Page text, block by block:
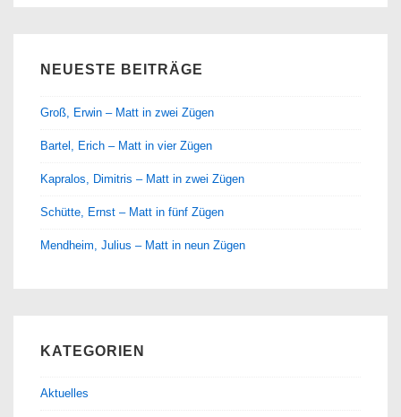
NEUESTE BEITRÄGE
Groß, Erwin – Matt in zwei Zügen
Bartel, Erich – Matt in vier Zügen
Kapralos, Dimitris – Matt in zwei Zügen
Schütte, Ernst – Matt in fünf Zügen
Mendheim, Julius – Matt in neun Zügen
KATEGORIEN
Aktuelles